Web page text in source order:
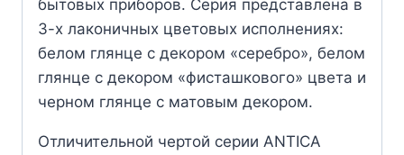
бытовых приборов. Серия представлена в
3-х лаконичных цветовых исполнениях:
белом глянце с декором «серебро», белом
глянце с декором «фисташкового» цвета и
черном глянце с матовым декором.
Отличительной чертой серии ANTICA